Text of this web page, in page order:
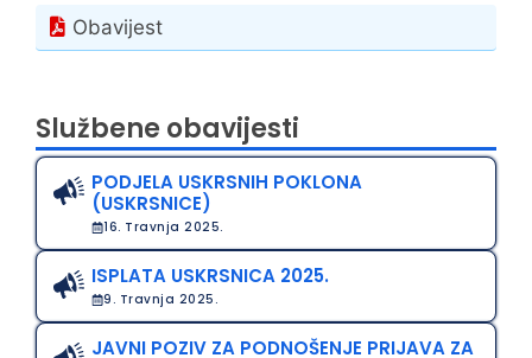
Obavijest
Službene obavijesti
PODJELA USKRSNIH POKLONA
(USKRSNICE)
16. Travnja 2025.
ISPLATA USKRSNICA 2025.
9. Travnja 2025.
JAVNI POZIV ZA PODNOŠENJE PRIJAVA ZA